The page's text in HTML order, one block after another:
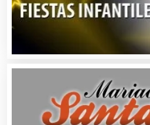
Alarmas
Albercas
Alimentos